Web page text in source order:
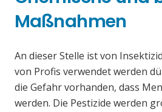
Maßnahmen
An dieser Stelle ist von
von Profis verwendet werden
die Gefahr vorhanden, dass
werden. Die Pestizide werden